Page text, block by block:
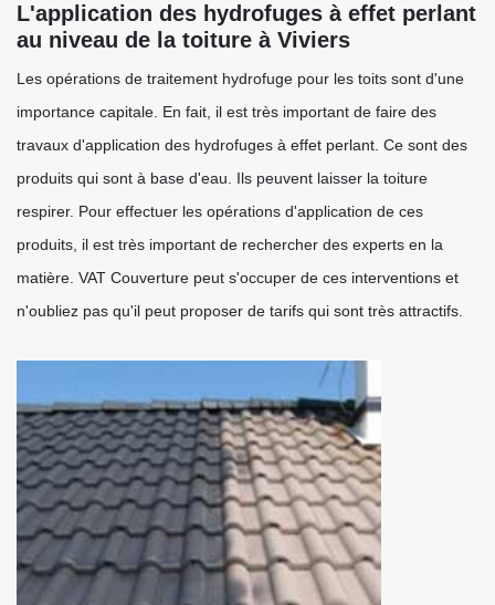
L'application des hydrofuges à effet perlant
au niveau de la toiture à Viviers
Les opérations de traitement hydrofuge pour les toits sont d'une
importance capitale. En fait, il est très important de faire des
travaux d'application des hydrofuges à effet perlant. Ce sont des
produits qui sont à base d'eau. Ils peuvent laisser la toiture
respirer. Pour effectuer les opérations d'application de ces
produits, il est très important de rechercher des experts en la
matière. VAT Couverture peut s'occuper de ces interventions et
n'oubliez pas qu'il peut proposer de tarifs qui sont très attractifs.